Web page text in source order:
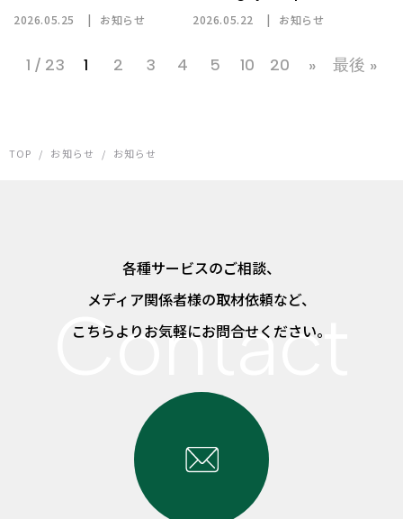
2026.05.25 お知らせ 2026.05.22 お知らせ
1 / 23 1 2 3 4 5 10 20 » 最後 »
TOP / お知らせ / お知らせ
各種サービスのご相談、
メディア関係者様の取材依頼など、
こちらよりお気軽にお問合せください。